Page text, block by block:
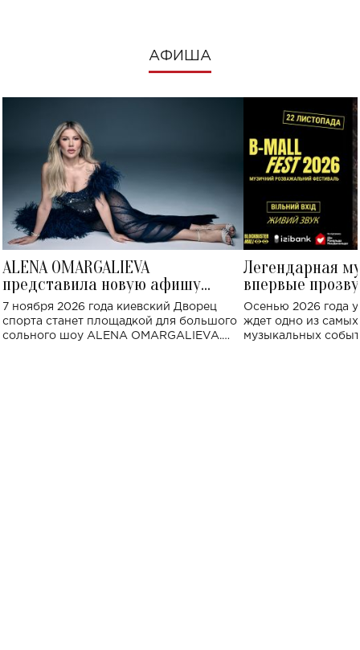
АФИША
ALENA OMARGALIEVA
представила новую афишу
большого концерта во Дворце
спорта
7 ноября 2026 года киевский Дворец
спорта станет площадкой для большого
сольного шоу ALENA OMARGALIEVA.
Легендарная
впервые
Украине: где
Осенью 2026 года
ждет одно из
музыкальных